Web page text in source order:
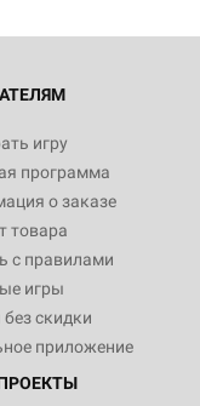
игру
программа
о заказе
товара
с правилами
игры
скидки
приложение